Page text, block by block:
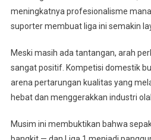
meningkatnya profesionalisme
suporter membuat liga ini semakin
Meski masih ada tantangan, arah
sangat positif. Kompetisi domestik
arena pertarungan kualitas yang
hebat dan menggerakkan industri
Musim ini membuktikan bahwa